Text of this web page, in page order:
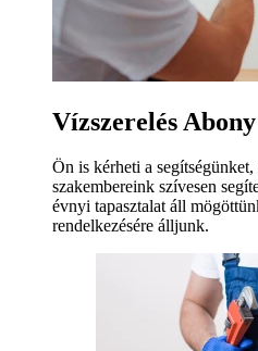
Vízszerelés
Ön is kérheti a
szakembereink szívesen
évnyi tapasztalat áll
rendelkezésére álljunk.